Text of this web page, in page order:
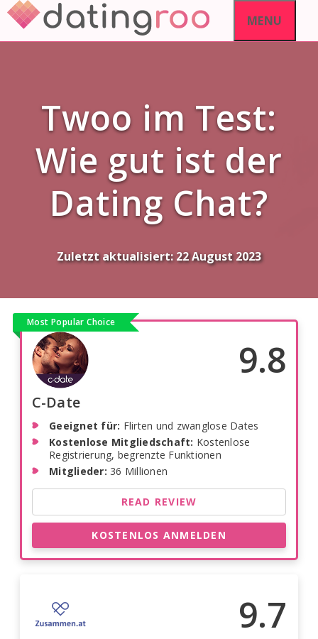
Skip
content
MENU
Twoo im Test:
Wie gut ist der
Dating Chat?
Zuletzt aktualisiert:22 August 2023
Most Popular Choice
9.8
C-Date
Geeignet für: Flirten und zwanglose Dates
Kostenlose Mitgliedschaft: Kostenlose
Registrierung, begrenzte Funktionen
Mitglieder: 36 Millionen
READ REVIEW
KOSTENLOS ANMELDEN
9.7